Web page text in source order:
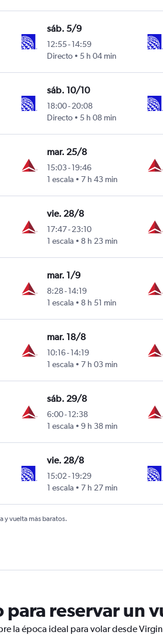
Dulles
sáb. 5/9
12:55-14:59
Directo
5 h 04 min
Dulles
sáb. 10/10
18:00-20:08
Directo
5 h 08 min
Dulles
mar. 25/8
15:03-19:46
1 escala
7 h 43 min
Dulles
vie. 28/8
17:47-23:10
1 escala
8 h 23 min
Dulles
mar. 1/9
8:28-14:19
1 escala
8 h 51 min
Dulles
mar. 18/8
10:16-14:19
1 escala
7 h 03 min
Dulles
sáb. 29/8
6:00-12:38
1 escala
9 h 38 min
Dulles
vie. 28/8
15:02-19:29
1 escala
7 h 27 min
y vuelta más baratos.
para reservar un
la época ideal para volar desde